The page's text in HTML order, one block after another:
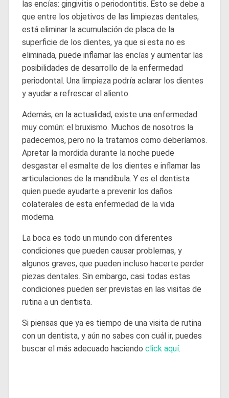
las encías: gingivitis o periodontitis. Esto se debe a
que entre los objetivos de las limpiezas dentales,
está eliminar la acumulación de placa de la
superficie de los dientes, ya que si esta no es
eliminada, puede inflamar las encías y aumentar las
posibilidades de desarrollo de la enfermedad
periodontal. Una limpieza podría aclarar los dientes
y ayudar a refrescar el aliento.
Además, en la actualidad, existe una enfermedad
muy común: el bruxismo. Muchos de nosotros la
padecemos, pero no la tratamos como deberíamos.
Apretar la mordida durante la noche puede
desgastar el esmalte de los dientes e inflamar las
articulaciones de la mandíbula. Y es el dentista
quien puede ayudarte a prevenir los daños
colaterales de esta enfermedad de la vida
moderna.
La boca es todo un mundo con diferentes
condiciones que pueden causar problemas, y
algunos graves, que pueden incluso hacerte perder
piezas dentales. Sin embargo, casi todas estas
condiciones pueden ser previstas en las visitas de
rutina a un dentista.
Si piensas que ya es tiempo de una visita de rutina
con un dentista, y aún no sabes con cuál ir, puedes
buscar el más adecuado haciendo click aquí.